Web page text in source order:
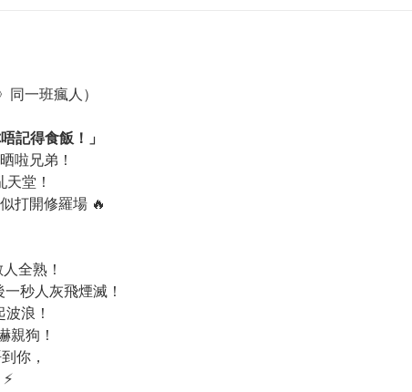
一班瘋人）
記得食飯！」
啦兄弟！
堂！
打開修羅場 🔥
全熟！
秒人灰飛煙滅！
浪！
親狗！
你，